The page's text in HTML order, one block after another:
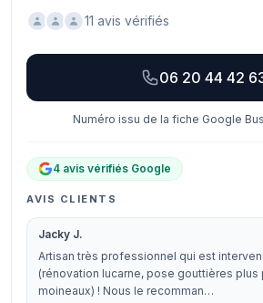
11 avis vérifiés
06 20 44 42
Numéro issu de la fiche Google
4 avis vérifiés Google
AVIS CLIENTS
Jacky J.
Artisan très professionnel qui est
(rénovation lucarne, pose gouttières plus
moineaux) ! Nous le recomman…